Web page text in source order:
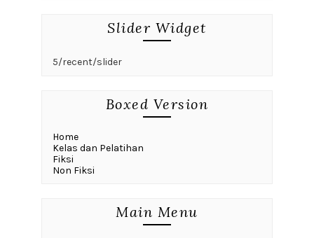
Slider Widget
5/recent/slider
Boxed Version
Home
Kelas dan Pelatihan
Fiksi
Non Fiksi
Main Menu